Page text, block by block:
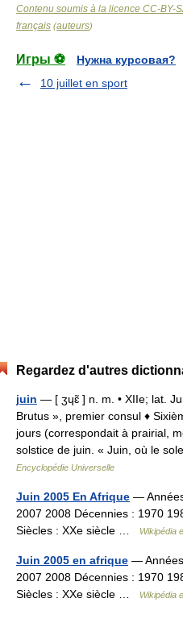
Contenu soumis à la licence CC-BY-
français (auteurs)
Игры ⚽
Нужна курсовая?
10 juillet en sport
Regardez d'autres
juin — [ ʒɥɛ̃ ] n. m. • XIIe; lat.
Brutus », premier consul ♦
jours (correspondait à prairial,
solstice de juin. « Juin, où le
Encyclopédie Universelle
Juin 2005 En Afrique —
2007 2008 Décennies : 1970
Siècles : XXe siècle …
Wikipédia
Juin 2005 en afrique —
2007 2008 Décennies : 1970
Siècles : XXe siècle …
Wikipédia